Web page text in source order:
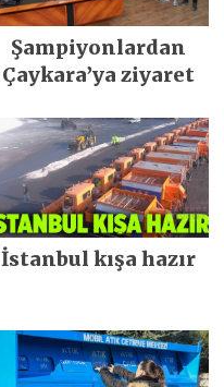
Şampiyonlardan
Çaykara’ya ziyaret
İstanbul kışa hazır